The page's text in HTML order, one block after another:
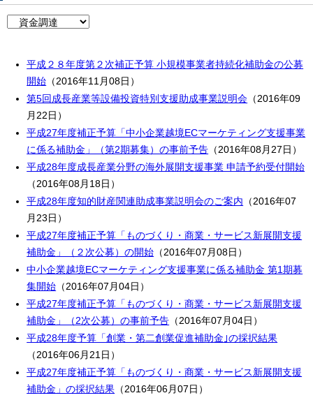
平成２８年度第２次補正予算 小規模事業者持続化補助金の公募
開始 （2016年11月08日）
第5回成長産業等設備投資特別支援助成事業説明会 （2016年09
月22日）
平成27年度補正予算「中小企業越境ECマーケティング支援事業
に係る補助金」（第2期募集）の事前予告 （2016年08月27日）
平成28年度成長産業分野の海外展開支援事業 申請予約受付開始
（2016年08月18日）
平成28年度知的財産関連助成事業説明会のご案内 （2016年07
月23日）
平成27年度補正予算「ものづくり・商業・サービス新展開支援
補助金」（２次公募）の開始 （2016年07月08日）
中小企業越境ECマーケティング支援事業に係る補助金 第1期募
集開始 （2016年07月04日）
平成27年度補正予算「ものづくり・商業・サービス新展開支援
補助金」（2次公募）の事前予告 （2016年07月04日）
平成28年度予算「創業・第二創業促進補助金｣の採択結果
（2016年06月21日）
平成27年度補正予算「ものづくり・商業・サービス新展開支援
補助金」の採択結果 （2016年06月07日）